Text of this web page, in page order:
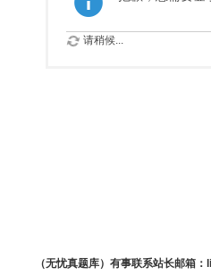
请稍候...
（无忧真题库）有事联系站长邮箱